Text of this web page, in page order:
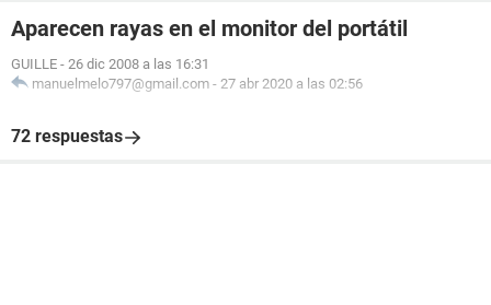
Aparecen rayas en el monitor del portátil
GUILLE - 26 dic 2008 a las 16:31
manuelmelo797@gmail.com - 27 abr 2020 a las 02:56
72 respuestas